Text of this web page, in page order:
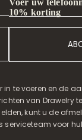
10% korting
te voeren en de
van Drawelry
kunt u de
voor